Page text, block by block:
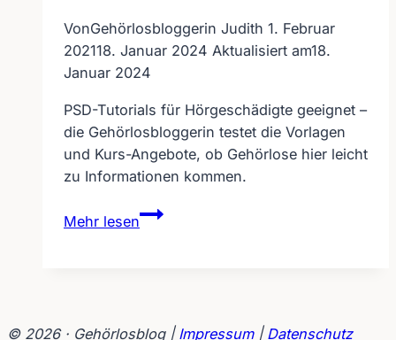
VonGehörlosbloggerin Judith 1. Februar
202118. Januar 2024 Aktualisiert am18.
Januar 2024
PSD-Tutorials für Hörgeschädigte geeignet –
die Gehörlosbloggerin testet die Vorlagen
und Kurs-Angebote, ob Gehörlose hier leicht
zu Informationen kommen.
Mehr lesen
PSD-
Tutorials
© 2026 · Gehörlosblog | Impressum| Datenschutz